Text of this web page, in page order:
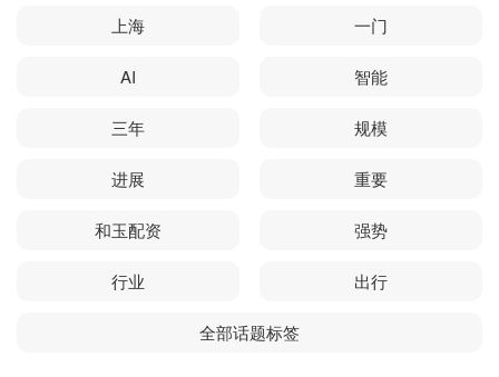
上海 一门
AI 智能
三年 规模
进展 重要
和玉配资 强势
行业 出行
全部话题标签